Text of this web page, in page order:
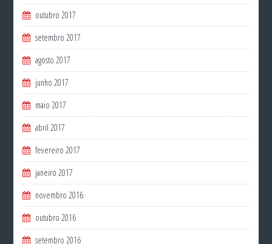
outubro 2017
setembro 2017
agosto 2017
junho 2017
maio 2017
abril 2017
fevereiro 2017
janeiro 2017
novembro 2016
outubro 2016
setembro 2016